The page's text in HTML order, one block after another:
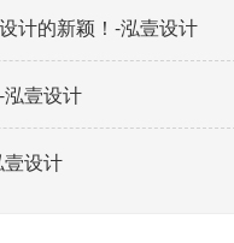
计的新颖！-泓壹设计
壹设计
设计